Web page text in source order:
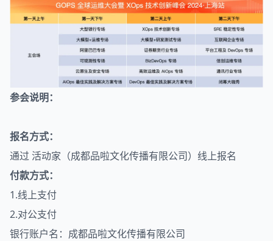
参会说明：
报名方式：
通过 活动家（成都品啦文化传播有限公司）线上报名
付款方式：
1.线上支付
2.对公支付
银行账户名：成都品啦文化传播有限公司